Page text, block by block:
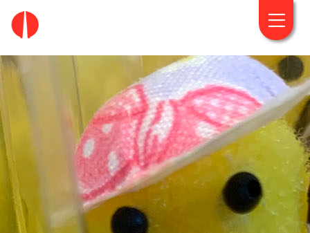
fougaro.gr